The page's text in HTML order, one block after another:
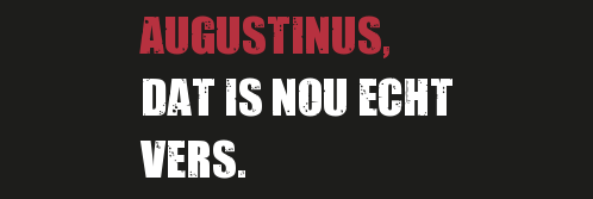
Augustinus,
Dat is nou echt
vers.